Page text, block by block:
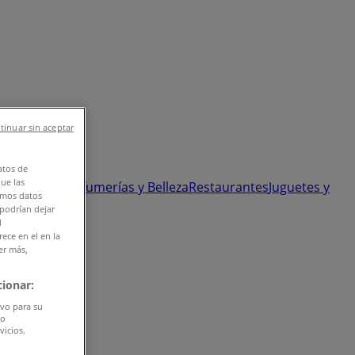
Ópticas Perfumerías y BellezaRestaurantesJuguetes y
de
las
datos
dejar
en el en la
más,
para su
sin aceptar